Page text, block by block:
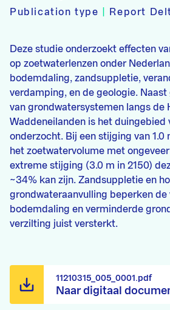
Publication type
Report
Deze studie onderzoekt effecten
op zoetwaterlenzen onder
bodemdaling, zandsuppletie,
verdamping, en de geologie.
van grondwatersystemen langs de
Waddeneilanden is het duingebied
onderzocht. Bij een stijging van 1.0
het zoetwatervolume met
extreme stijging (3.0 m in 2150)
~34% kan zijn. Zandsuppletie en
grondwateraanvulling beperken de
bodemdaling en verminderde
verzilting juist versterkt.
Naar digitaal
11210315_005_0001.pdf